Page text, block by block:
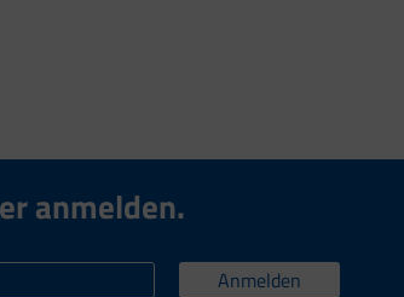
anmelden.
Anmelden